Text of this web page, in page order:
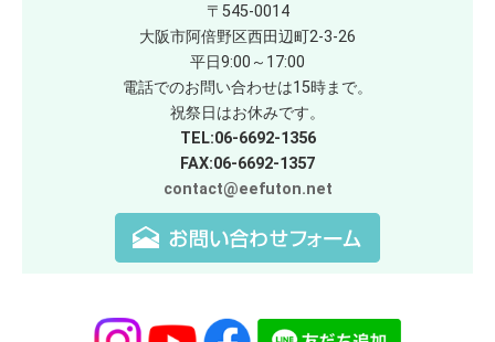
〒545-0014
大阪市阿倍野区西田辺町2-3-26
平日9:00～17:00
電話でのお問い合わせは15時まで。
祝祭日はお休みです。
TEL:06-6692-1356
FAX:06-6692-1357
contact@eefuton.net